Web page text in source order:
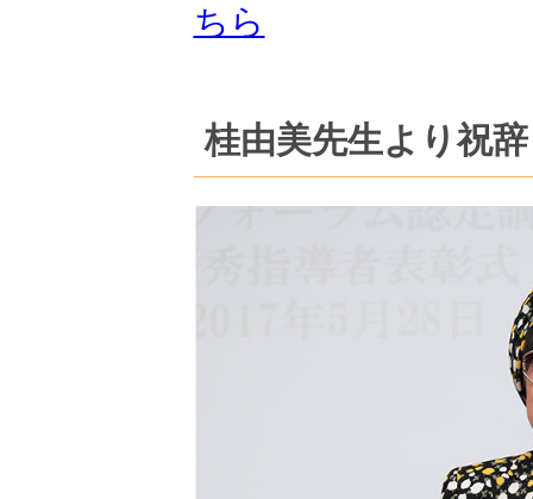
ちら
桂由美先生より祝辞